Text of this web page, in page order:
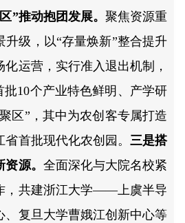
”推动抱团发展。 聚焦资源重
升级，以“存量焕新”整合提升
运营，实行准入退出机制，
批10个产业特色鲜明、产学研
区”，其中为农创客专属打造
首批现代化农创园。 三是搭
源。 全面深化与大院名校紧
，共建浙江大学——上虞半导
、复旦大学曹娥江创新中心等